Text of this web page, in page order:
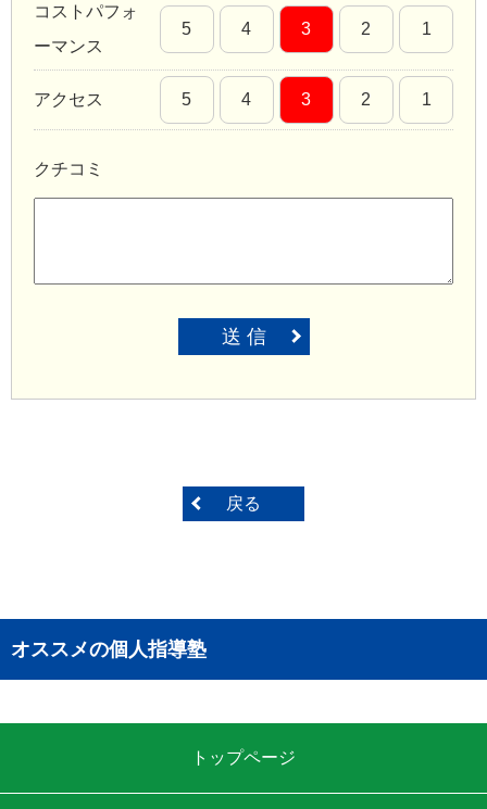
コストパフォ
ーマンス
5 4 3 2 1
アクセス 5 4 3 2 1
クチコミ
送 信
戻る
オススメの個人指導塾
トップページ